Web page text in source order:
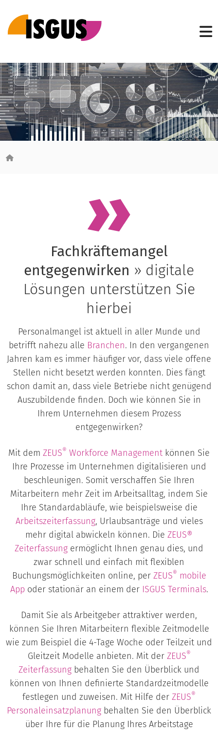
Fachkräftemangel
entgegenwirken » digitale
Lösungen unterstützen Sie
hierbei
Personalmangel ist aktuell in aller Munde und
betrifft nahezu alle Branchen. In den vergangenen
Jahren kam es immer häufiger vor, dass viele offene
Stellen nicht besetzt werden konnten. Dies fängt
schon damit an, dass viele Betriebe nicht genügend
Auszubildende finden. Doch wie können Sie in
Ihrem Unternehmen diesem Prozess
entgegenwirken?
Mit dem ZEUS® Workforce Management können Sie
Ihre Prozesse im Unternehmen digitalisieren und
beschleunigen. Somit verschaffen Sie Ihren
Mitarbeitern mehr Zeit im Arbeitsalltag, indem Sie
Ihre Standardabläufe, wie beispielsweise die
Arbeitszeiterfassung, Urlaubsanträge und vieles
mehr digital abwickeln können. Die ZEUS®
Zeiterfassung ermöglicht Ihnen genau dies, und
zwar schnell und einfach mit flexiblen
Buchungsmöglichkeiten online, per ZEUS® mobile
Appoder stationär an einem der ISGUS Terminals.
Damit Sie als Arbeitgeber attraktiver werden,
können Sie Ihren Mitarbeitern flexible Zeitmodelle
wie zum Beispiel die 4-Tage Woche oder Teilzeit und
Gleitzeit Modelle anbieten. Mit der ZEUS®
Zeiterfassung behalten Sie den Überblick und
können von Ihnen definierte Standardzeitmodelle
festlegen und zuweisen. Mit Hilfe der ZEUS®
Personaleinsatzplanung behalten Sie den Überblick
über Ihre für die Planung Ihres Arbeitstage